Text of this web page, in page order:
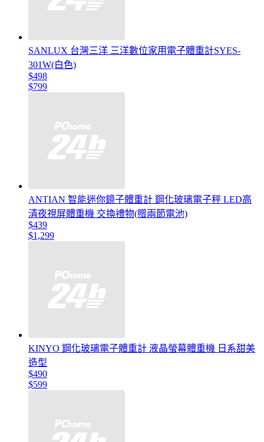
SANLUX 台灣三洋 三洋數位家用電子體重計SYES-
301W(白色)
$498
$799
ANTIAN 智能迷你鏡子體重計 鋼化玻璃電子秤 LED高
清夜視屏體重機 交換禮物(贈兩節電池)
$439
$1,299
KINYO 鋼化玻璃電子體重計 液晶螢幕體重機 日系甜美
造型
$490
$599